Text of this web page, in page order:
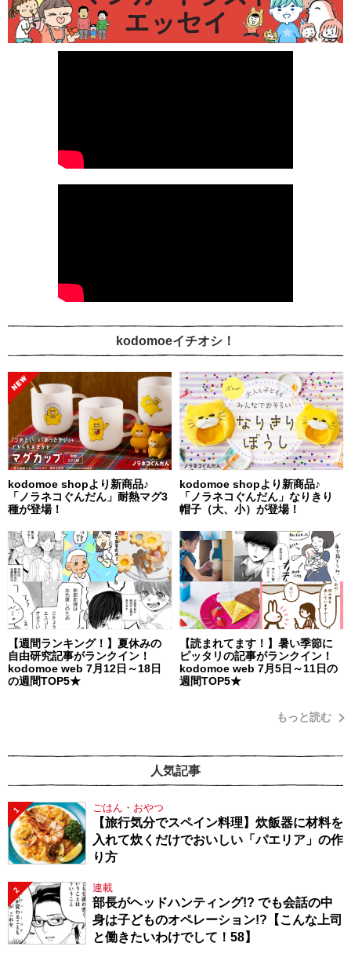
kodomoeイチオシ！
kodomoe shopより新商品♪
「ノラネコぐんだん」耐熱マグ3
種が登場！
kodomoe shopより新商品♪
「ノラネコぐんだん」なりきり
帽子（大、小）が登場！
【週間ランキング！】夏休みの
自由研究記事がランクイン！
kodomoe web 7月12日～18日
の週間TOP5★
【読まれてます！】暑い季節に
ピッタリの記事がランクイン！
kodomoe web 7月5日～11日の
週間TOP5★
もっと読む
人気記事
1 ごはん・おやつ
【旅行気分でスペイン料理】炊飯器に材料を
入れて炊くだけでおいしい「パエリア」の作
り方
2 連載
部長がヘッドハンティング!? でも会話の中
身は子どものオペレーション!?【こんな上司
と働きたいわけでして！58】